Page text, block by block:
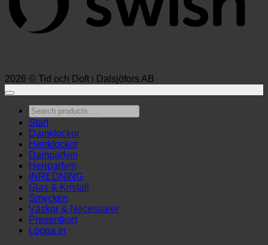
2026 © Tid och Doft i Dalsjöfors AB
Search
products
…
Start
Damklockor
Herrklockor
Damparfym
Herrparfym
INREDNING
Glas & Kristall
Smycken
Väskor & Necessärer
Presentkort
Logga in